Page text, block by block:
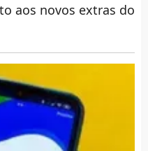
aos novos extras do